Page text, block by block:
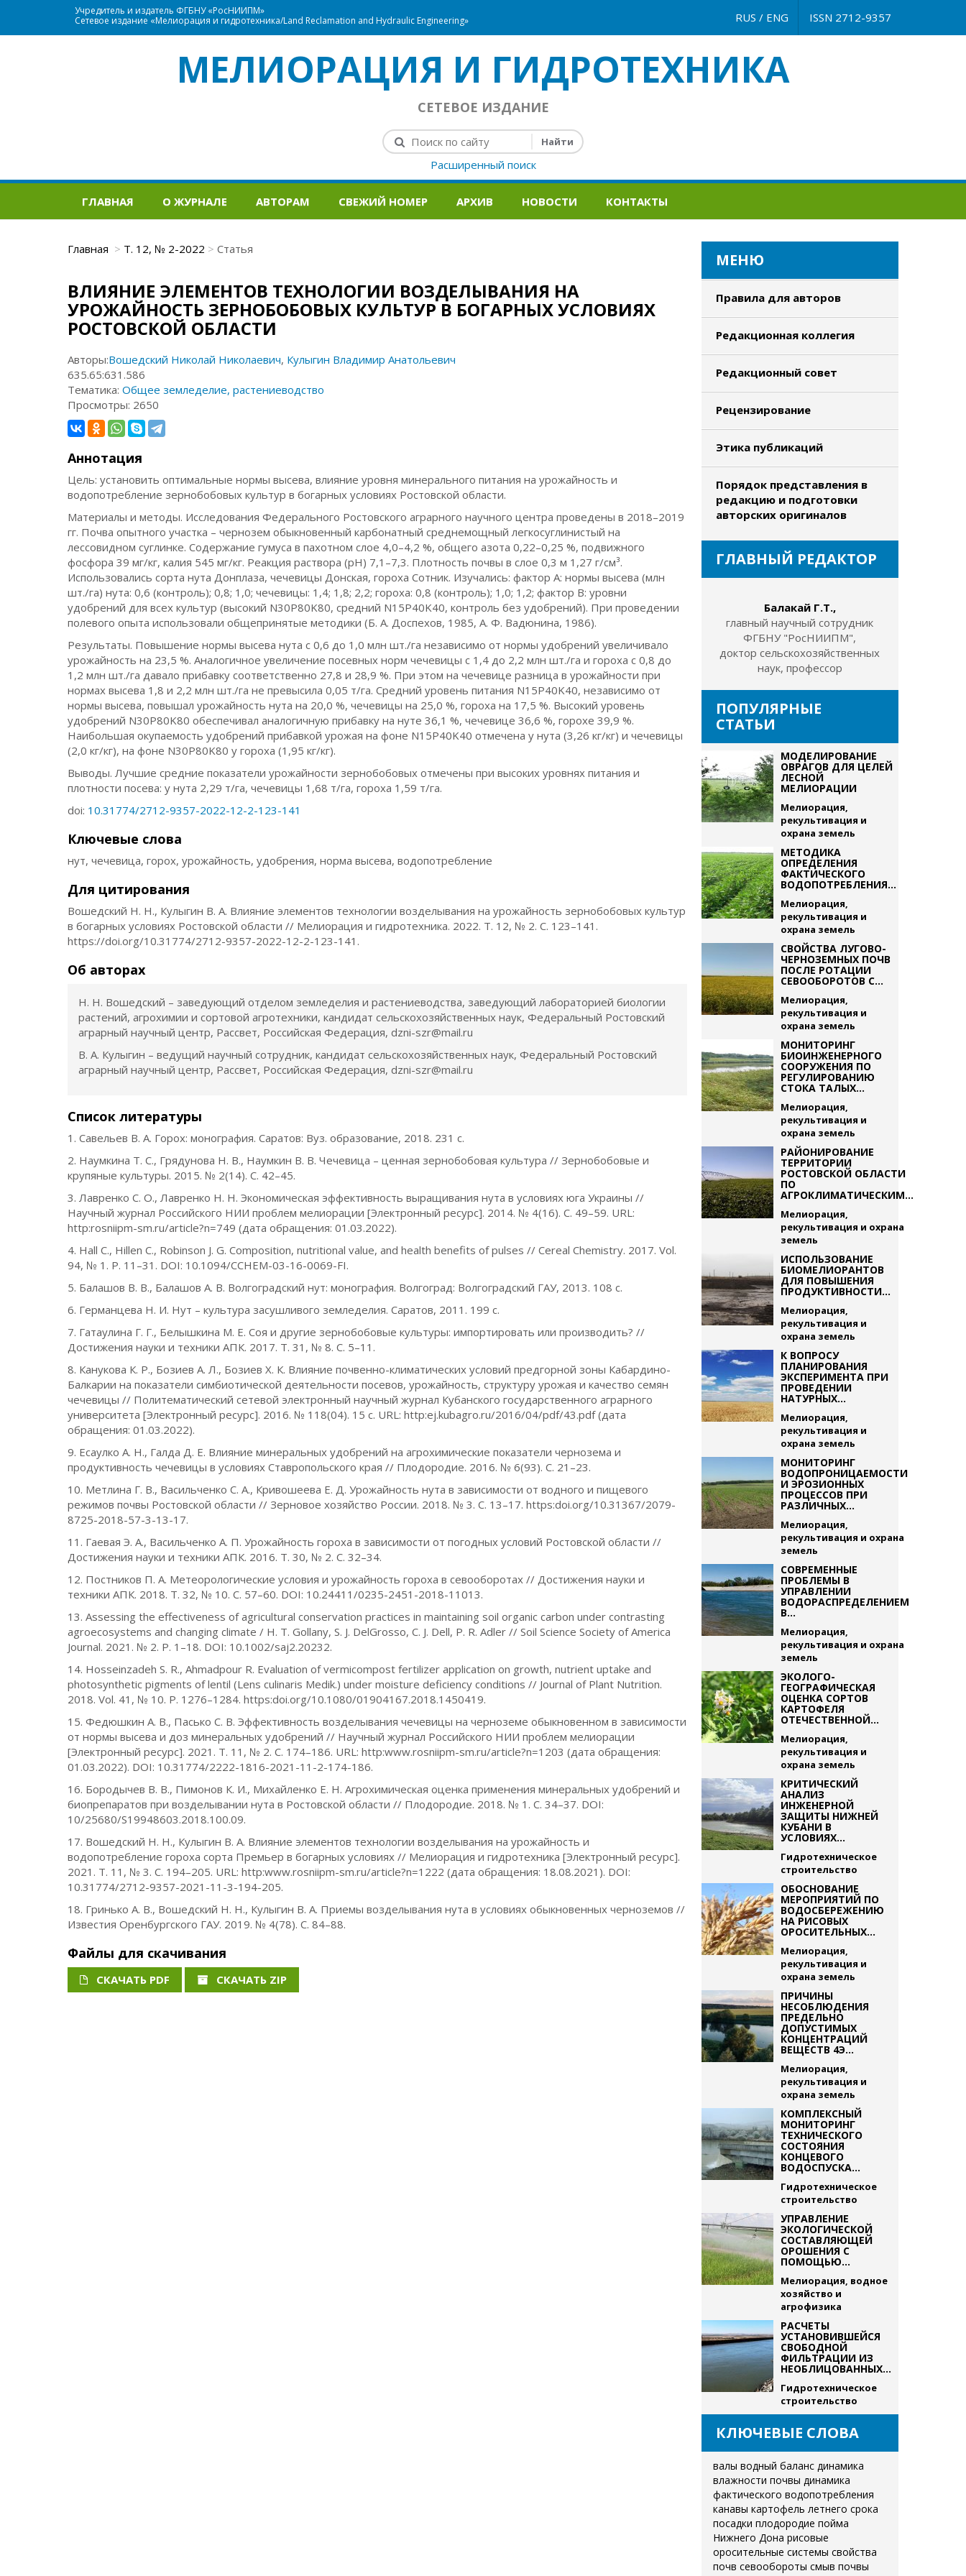
Учредитель и издатель ФГБНУ «РосНИИПМ»
Сетевое издание «Мелиорация и гидротехника/Land Reclamation and Hydraulic Engineering»
ISSN 2712-9357
RUS / ENG
МЕЛИОРАЦИЯ И ГИДРОТЕХНИКА
СЕТЕВОЕ ИЗДАНИЕ
Расширенный поиск
ГЛАВНАЯ О ЖУРНАЛЕ АВТОРАМ СВЕЖИЙ НОМЕР АРХИВ НОВОСТИ КОНТАКТЫ
Главная Т. 12, № 2-2022 Статья
ВЛИЯНИЕ ЭЛЕМЕНТОВ ТЕХНОЛОГИИ ВОЗДЕЛЫВАНИЯ НА
УРОЖАЙНОСТЬ ЗЕРНОБОБОВЫХ КУЛЬТУР В БОГАРНЫХ УСЛОВИЯХ
РОСТОВСКОЙ ОБЛАСТИ
Авторы:Вошедский Николай Николаевич, Кулыгин Владимир Анатольевич
635.65:631.586
Тематика:Общее земледелие, растениеводство
Просмотры: 2650
Аннотация
Цель: установить оптимальные нормы высева, влияние уровня минерального питания на урожайность и
водопотребление зернобобовых культур в богарных условиях Ростовской области.
Материалы и методы. Исследования Федерального Ростовского аграрного научного центра проведены в 2018–2019
гг. Почва опытного участка – чернозем обыкновенный карбонатный среднемощный легкосуглинистый на
лессовидном суглинке. Содержание гумуса в пахотном слое 4,0–4,2 %, общего азота 0,22–0,25 %, подвижного
фосфора 39 мг/кг, калия 545 мг/кг. Реакция раствора (рН) 7,1–7,3. Плотность почвы в слое 0,3 м 1,27 г/см³.
Использовались сорта нута Донплаза, чечевицы Донская, гороха Сотник. Изучались: фактор А: нормы высева (млн
шт./га) нута: 0,6 (контроль); 0,8; 1,0; чечевицы: 1,4; 1,8; 2,2; гороха: 0,8 (контроль); 1,0; 1,2; фактор В: уровни
удобрений для всех культур (высокий N30Р80K80, средний N15Р40K40, контроль без удобрений). При проведении
полевого опыта использовали общепринятые методики (Б. А. Доспехов, 1985, А. Ф. Вадюнина, 1986).
Результаты. Повышение нормы высева нута с 0,6 до 1,0 млн шт./га независимо от нормы удобрений увеличивало
урожайность на 23,5 %. Аналогичное увеличение посевных норм чечевицы с 1,4 до 2,2 млн шт./га и гороха с 0,8 до
1,2 млн шт./га давало прибавку соответственно 27,8 и 28,9 %. При этом на чечевице разница в урожайности при
нормах высева 1,8 и 2,2 млн шт./га не превысила 0,05 т/га. Средний уровень питания N15Р40K40, независимо от
нормы высева, повышал урожайность нута на 20,0 %, чечевицы на 25,0 %, гороха на 17,5 %. Высокий уровень
удобрений N30Р80K80 обеспечивал аналогичную прибавку на нуте 36,1 %, чечевице 36,6 %, горохе 39,9 %.
Наибольшая окупаемость удобрений прибавкой урожая на фоне N15Р40K40 отмечена у нута (3,26 кг/кг) и чечевицы
(2,0 кг/кг), на фоне N30Р80K80 у гороха (1,95 кг/кг).
Выводы. Лучшие средние показатели урожайности зернобобовых отмечены при высоких уровнях питания и
плотности посева: у нута 2,29 т/га, чечевицы 1,68 т/га, гороха 1,59 т/га.
doi: 10.31774/2712-9357-2022-12-2-123-141
Ключевые слова
нут, чечевица, горох, урожайность, удобрения, норма высева, водопотребление
Для цитирования
Вошедский Н. Н., Кулыгин В. А. Влияние элементов технологии возделывания на урожайность зернобобовых культур
в богарных условиях Ростовской области // Мелиорация и гидротехника. 2022. Т. 12, № 2. С. 123–141.
https://doi.org/10.31774/2712-9357-2022-12-2-123-141.
Об авторах
Н. Н. Вошедский – заведующий отделом земледелия и растениеводства, заведующий лабораторией биологии
растений, агрохимии и сортовой агротехники, кандидат сельскохозяйственных наук, Федеральный Ростовский
аграрный научный центр, Рассвет, Российская Федерация, dzni-szr@mail.ru
В. А. Кулыгин – ведущий научный сотрудник, кандидат сельскохозяйственных наук, Федеральный Ростовский
аграрный научный центр, Рассвет, Российская Федерация, dzni-szr@mail.ru
Список литературы
1. Савельев В. А. Горох: монография. Саратов: Вуз. образование, 2018. 231 c.
2. Наумкина Т. С., Грядунова Н. В., Наумкин В. В. Чечевица – ценная зернобобовая культура // Зернобобовые и
крупяные культуры. 2015. № 2(14). С. 42–45.
3. Лавренко С. О., Лавренко Н. Н. Экономическая эффективность выращивания нута в условиях юга Украины //
Научный журнал Российского НИИ проблем мелиорации [Электронный ресурс]. 2014. № 4(16). С. 49–59. URL:
http:rosniipm-sm.ru/article?n=749 (дата обращения: 01.03.2022).
4. Hall C., Hillen C., Robinson J. G. Composition, nutritional value, and health benefits of pulses // Cereal Chemistry. 2017. Vol.
94, № 1. P. 11–31. DOI: 10.1094/CCHEM-03-16-0069-FI.
5. Балашов В. В., Балашов А. В. Волгоградский нут: монография. Волгоград: Волгоградский ГАУ, 2013. 108 с.
6. Германцева Н. И. Нут – культура засушливого земледелия. Саратов, 2011. 199 с.
7. Гатаулина Г. Г., Белышкина М. Е. Соя и другие зернобобовые культуры: импортировать или производить? //
Достижения науки и техники АПК. 2017. Т. 31, № 8. С. 5–11.
8. Канукова К. Р., Бозиев А. Л., Бозиев Х. К. Влияние почвенно-климатических условий предгорной зоны Кабардино-
Балкарии на показатели симбиотической деятельности посевов, урожайность, структуру урожая и качество семян
чечевицы // Политематический сетевой электронный научный журнал Кубанского государственного аграрного
университета [Электронный ресурс]. 2016. № 118(04). 15 с. URL: http:ej.kubagro.ru/2016/04/pdf/43.pdf (дата
обращения: 01.03.2022).
9. Есаулко А. Н., Галда Д. Е. Влияние минеральных удобрений на агрохимические показатели чернозема и
продуктивность чечевицы в условиях Ставропольского края // Плодородие. 2016. № 6(93). С. 21–23.
10. Метлина Г. B., Васильченко С. А., Кривошеева Е. Д. Урожайность нута в зависимости от водного и пищевого
режимов почвы Ростовской области // Зерновое хозяйство России. 2018. № 3. С. 13–17. https:doi.org/10.31367/2079-
8725-2018-57-3-13-17.
11. Гаевая Э. А., Васильченко А. П. Урожайность гороха в зависимости от погодных условий Ростовской области //
Достижения науки и техники АПК. 2016. Т. 30, № 2. С. 32–34.
12. Постников П. А. Метеорологические условия и урожайность гороха в севооборотах // Достижения науки и
техники АПК. 2018. Т. 32, № 10. С. 57–60. DOI: 10.24411/0235-2451-2018-11013.
13. Assessing the effectiveness of agricultural conservation practices in maintaining soil organic carbon under contrasting
agroecosystems and changing climate / H. T. Gollany, S. J. DelGrosso, C. J. Dell, P. R. Adler // Soil Science Society of America
Journal. 2021. № 2. Р. 1–18. DOI: 10.1002/saj2.20232.
14. Hosseinzadeh S. R., Ahmadpour R. Evaluation of vermicompost fertilizer application on growth, nutrient uptake and
photosynthetic pigments of lentil (Lens culinaris Medik.) under moisture deficiency conditions // Journal of Plant Nutrition.
2018. Vol. 41, № 10. P. 1276–1284. https:doi.org/10.1080/01904167.2018.1450419.
15. Федюшкин А. В., Пасько С. В. Эффективность возделывания чечевицы на черноземе обыкновенном в зависимости
от нормы высева и доз минеральных удобрений // Научный журнал Российского НИИ проблем мелиорации
[Электронный ресурс]. 2021. Т. 11, № 2. С. 174–186. URL: http:www.rosniipm-sm.ru/article?n=1203 (дата обращения:
01.03.2022). DOI: 10.31774/2222-1816-2021-11-2-174-186.
16. Бородычев В. В., Пимонов К. И., Михайленко Е. Н. Агрохимическая оценка применения минеральных удобрений и
биопрепаратов при возделывании нута в Ростовской области // Плодородие. 2018. № 1. С. 34–37. DOI:
10/25680/S19948603.2018.100.09.
17. Вошедский Н. Н., Кулыгин В. А. Влияние элементов технологии возделывания на урожайность и
водопотребление гороха сорта Премьер в богарных условиях // Мелиорация и гидротехника [Электронный ресурс].
2021. Т. 11, № 3. С. 194–205. URL: http:www.rosniipm-sm.ru/article?n=1222 (дата обращения: 18.08.2021). DOI:
10.31774/2712-9357-2021-11-3-194-205.
18. Гринько А. В., Вошедский Н. Н., Кулыгин В. А. Приемы возделывания нута в условиях обыкновенных черноземов //
Известия Оренбургского ГАУ. 2019. № 4(78). С. 84–88.
Файлы для скачивания
СКАЧАТЬ PDF СКАЧАТЬ ZIP
МЕНЮ
Правила для авторов
Редакционная коллегия
Редакционный совет
Рецензирование
Этика публикаций
Порядок представления в
редакцию и подготовки
авторских оригиналов
ГЛАВНЫЙ РЕДАКТОР
Балакай Г.Т.,
главный научный сотрудник
ФГБНУ "РосНИИПМ",
доктор сельскохозяйственных
наук, профессор
ПОПУЛЯРНЫЕ
СТАТЬИ
МОДЕЛИРОВАНИЕ
ОВРАГОВ ДЛЯ ЦЕЛЕЙ
ЛЕСНОЙ
МЕЛИОРАЦИИ
Мелиорация,
рекультивация и
охрана земель
МЕТОДИКА
ОПРЕДЕЛЕНИЯ
ФАКТИЧЕСКОГО
ВОДОПОТРЕБЛЕНИЯ...
Мелиорация,
рекультивация и
охрана земель
СВОЙСТВА ЛУГОВО-
ЧЕРНОЗЕМНЫХ ПОЧВ
ПОСЛЕ РОТАЦИИ
СЕВООБОРОТОВ С...
Мелиорация,
рекультивация и
охрана земель
МОНИТОРИНГ
БИОИНЖЕНЕРНОГО
СООРУЖЕНИЯ ПО
РЕГУЛИРОВАНИЮ
СТОКА ТАЛЫХ...
Мелиорация,
рекультивация и
охрана земель
РАЙОНИРОВАНИЕ
ТЕРРИТОРИИ
РОСТОВСКОЙ ОБЛАСТИ
ПО
АГРОКЛИМАТИЧЕСКИМ...
Мелиорация,
рекультивация и охрана
земель
ИСПОЛЬЗОВАНИЕ
БИОМЕЛИОРАНТОВ
ДЛЯ ПОВЫШЕНИЯ
ПРОДУКТИВНОСТИ...
Мелиорация,
рекультивация и
охрана земель
К ВОПРОСУ
ПЛАНИРОВАНИЯ
ЭКСПЕРИМЕНТА ПРИ
ПРОВЕДЕНИИ
НАТУРНЫХ...
Мелиорация,
рекультивация и
охрана земель
МОНИТОРИНГ
ВОДОПРОНИЦАЕМОСТИ
И ЭРОЗИОННЫХ
ПРОЦЕССОВ ПРИ
РАЗЛИЧНЫХ...
Мелиорация,
рекультивация и охрана
земель
СОВРЕМЕННЫЕ
ПРОБЛЕМЫ В
УПРАВЛЕНИИ
ВОДОРАСПРЕДЕЛЕНИЕМ
В...
Мелиорация,
рекультивация и охрана
земель
ЭКОЛОГО-
ГЕОГРАФИЧЕСКАЯ
ОЦЕНКА СОРТОВ
КАРТОФЕЛЯ
ОТЕЧЕСТВЕННОЙ...
Мелиорация,
рекультивация и
охрана земель
КРИТИЧЕСКИЙ
АНАЛИЗ
ИНЖЕНЕРНОЙ
ЗАЩИТЫ НИЖНЕЙ
КУБАНИ В
УСЛОВИЯХ...
Гидротехническое
строительство
ОБОСНОВАНИЕ
МЕРОПРИЯТИЙ ПО
ВОДОСБЕРЕЖЕНИЮ
НА РИСОВЫХ
ОРОСИТЕЛЬНЫХ...
Мелиорация,
рекультивация и
охрана земель
ПРИЧИНЫ
НЕСОБЛЮДЕНИЯ
ПРЕДЕЛЬНО
ДОПУСТИМЫХ
КОНЦЕНТРАЦИЙ
ВЕЩЕСТВ 4Э...
Мелиорация,
рекультивация и
охрана земель
КОМПЛЕКСНЫЙ
МОНИТОРИНГ
ТЕХНИЧЕСКОГО
СОСТОЯНИЯ
КОНЦЕВОГО
ВОДОСПУСКА...
Гидротехническое
строительство
УПРАВЛЕНИЕ
ЭКОЛОГИЧЕСКОЙ
СОСТАВЛЯЮЩЕЙ
ОРОШЕНИЯ С
ПОМОЩЬЮ...
Мелиорация, водное
хозяйство и
агрофизика
РАСЧЕТЫ
УСТАНОВИВШЕЙСЯ
СВОБОДНОЙ
ФИЛЬТРАЦИИ ИЗ
НЕОБЛИЦОВАННЫХ...
Гидротехническое
строительство
КЛЮЧЕВЫЕ СЛОВА
валы водный баланс динамика
влажности почвы динамика
фактического водопотребления
канавы картофель летнего срока
посадки плодородие пойма
Нижнего Дона рисовые
оросительные системы свойства
почв севообороты смыв почвы